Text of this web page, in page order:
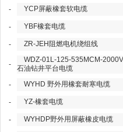
- YCP屏蔽橡套软电缆
- YBF橡套电缆
- ZR-JEH阻燃电机绕组线
-
WDZ-01L-125-535MCM-2000V
石油钻井平台电缆
-
WYHD 野外用橡套耐寒电缆
- YZ-橡套电缆
- WYHDP野外用屏蔽橡皮电缆